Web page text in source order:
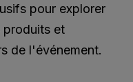
pour explorer
produits et
de l'événement.